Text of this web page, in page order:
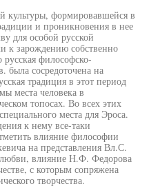
культуры, формировавшейся в
и проникновения в нее
для особой русской
к зарождению собственно
русская философско-
сосредоточена на
традиция в этот период
места человека в
топосах. Во всех этих
места для Эроса.
к нему все-таки
влияние философии
на представления Вл.С.
влияние Н.Ф. Федорова
с которым сопряжена
творчества.